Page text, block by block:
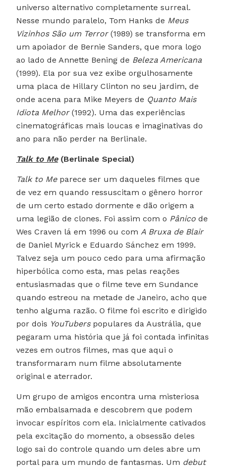
universo alternativo completamente surreal.
Nesse mundo paralelo, Tom Hanks de Meus
Vizinhos São um Terror(1989) se transforma em
um apoiador de Bernie Sanders, que mora logo
ao lado de Annette Bening de Beleza Americana
(1999). Ela por sua vez exibe orgulhosamente
uma placa de Hillary Clinton no seu jardim, de
onde acena para Mike Meyers de Quanto Mais
Idiota Melhor(1992). Uma das experiências
cinematográficas mais loucas e imaginativas do
ano para não perder na Berlinale.
Talk to Me (Berlinale Special)
Talk to Meparece ser um daqueles filmes que
de vez em quando ressuscitam o gênero horror
de um certo estado dormente e dão origem a
uma legião de clones. Foi assim com o Pânico de
Wes Craven lá em 1996 ou com A Bruxa de Blair
de Daniel Myrick e Eduardo Sánchez em 1999.
Talvez seja um pouco cedo para uma afirmação
hiperbólica como esta, mas pelas reações
entusiasmadas que o filme teve em Sundance
quando estreou na metade de Janeiro, acho que
tenho alguma razão. O filme foi escrito e dirigido
por dois YouTuberspopulares da Austrália, que
pegaram uma história que já foi contada infinitas
vezes em outros filmes, mas que aqui o
transformaram num filme absolutamente
original e aterrador.
Um grupo de amigos encontra uma misteriosa
mão embalsamada e descobrem que podem
invocar espíritos com ela. Inicialmente cativados
pela excitação do momento, a obsessão deles
logo sai do controle quando um deles abre um
portal para um mundo de fantasmas. Um debut